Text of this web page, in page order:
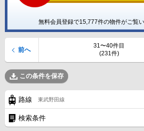
無料会員登録で15,777件の物件がご覧
31〜40件目
(231件)
前へ
この条件を保存
路線 東武野田線
検索条件